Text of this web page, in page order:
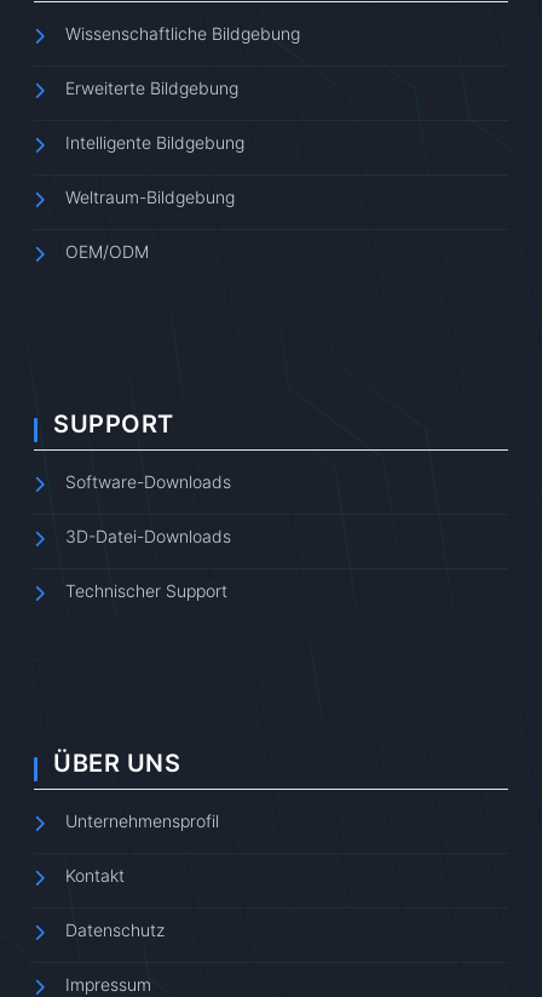
Wissenschaftliche Bildgebung
Erweiterte Bildgebung
Intelligente Bildgebung
Weltraum-Bildgebung
OEM/ODM
SUPPORT
Software-Downloads
3D-Datei-Downloads
Technischer Support
ÜBER UNS
Unternehmensprofil
Kontakt
Datenschutz
Impressum